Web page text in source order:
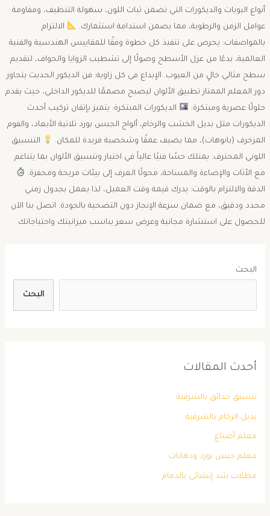
أنواع البويات والديكورات التي تضمن ثبات اللون، سهولة التنظيف، ومقاومة
عوامل الزمن والرطوبة، مما يضمن استدامة استثمارك. ​
الالتزام
بالمواصفات: يحرص على تنفيذ كل خطوة وفقًا للمقاييس الهندسية والفنية
العالمية، بدءًا من عزل الأسطح وصولًا إلى تشطيب الزوايا والحواف، لتقديم
سطح مثالي خالٍ من العيوب. ​الإبداع في كل زاوية: فن الديكور الحديث ​يتجاوز
دور المعلم الممتاز تطبيق الألوان ليصبح مصممًا للديكور الداخلي، حيث يقدم
حلولًا عصرية ومبتكرة: ​
الديكورات المبتكرة: يتميز بإتقان تركيب أحدث
الديكورات مثل بديل الخشب والرخام، ألواح الجبس بورد ثلاثية الأبعاد، والفوم
المزخرف (بانوهات)، مما يضيف عمقًا وشخصية فريدة للمكان. ​
التنسيق
اللوني المحترف: يمتلك حسًا فنيًا عالياً في اختيار وتنسيق الألوان بما يتناغم
مع الأثاث والإضاءة والمساحة، محولًا الغرف إلى بيئات مريحة ومحفزة. ​
الدقة والالتزام بالوقت: يدرك قيمة وقت العميل، لذا يعمل بجدول زمني
محدد ودقيق، مع ضمان سرعة الإنجاز دون التضحية بالجودة. اتصل بنا الآن
للحصول على استشارة مجانية وعرض سعر يناسب ميزانيتك واحتياجاتك
البحث
البحث
أحدث المقالات
تنسيق حدائق بالشرقية
بديل الرخام بالشرقية
معلم أصباغ
معلم جبس بورد ودهانات
مظلات شد إنشائي بالدمام